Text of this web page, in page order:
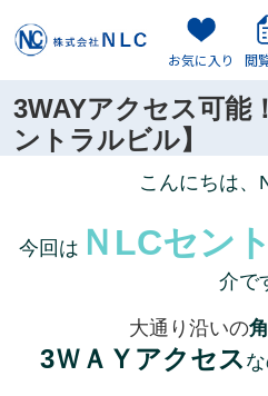
お気に入り 閲
3WAYアクセス可能
ントラルビル】
こんにちは、
今回は ＮLCセン
介で
大通り沿いの
3ＷＡＹアクセス